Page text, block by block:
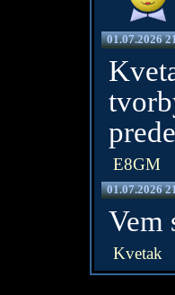
01.07.2026
E8GM
01.07.2026
Vem
Kvetak